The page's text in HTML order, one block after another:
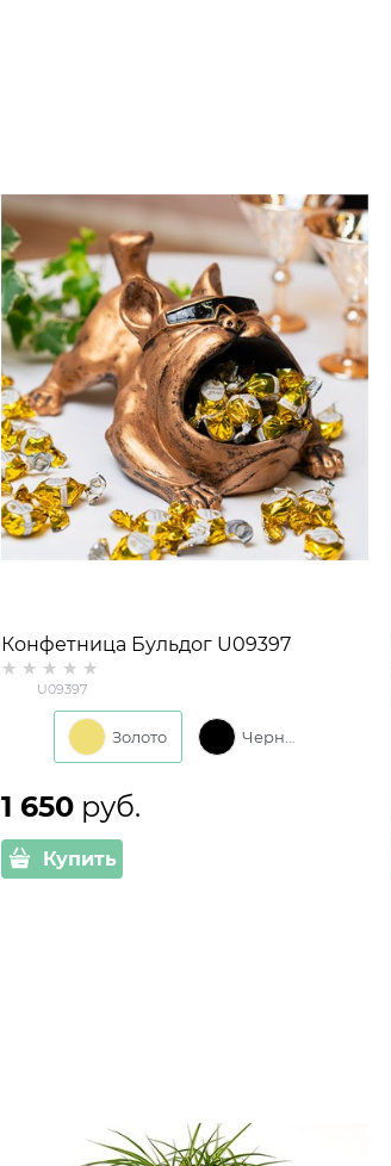
Конфетница Бульдог U09397
полистоун
U09397
Золото
1 650 руб.
Купить